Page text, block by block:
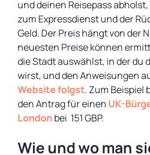
und deinen Reisepass
zum Expressdienst und der
Geld. Der Preis hängt von der
neuesten Preise können
die Stadt auswählst, in der du
wirst, und den Anweisungen
Website folgst. Zum Beispiel
den Antrag für einen UK-
London bei 151 GBP.
Wie und wo man